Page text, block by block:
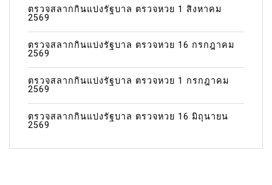
ตรวจสลากกินแบ่งรัฐบาล ตรวจหวย 1 สิงหาคม
2569
ตรวจสลากกินแบ่งรัฐบาล ตรวจหวย 16 กรกฎาคม
2569
ตรวจสลากกินแบ่งรัฐบาล ตรวจหวย 1 กรกฎาคม
2569
ตรวจสลากกินแบ่งรัฐบาล ตรวจหวย 16 มิถุนายน
2569